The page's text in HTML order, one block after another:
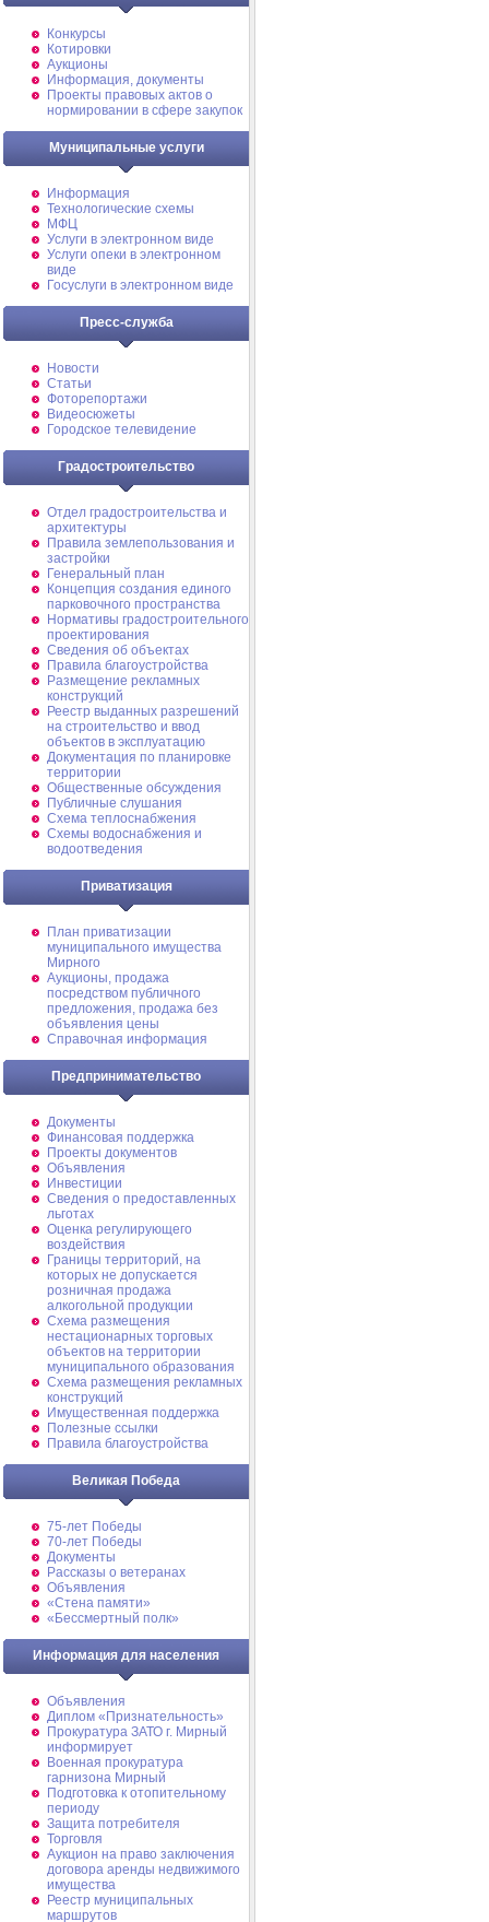
Конкурсы
Котировки
Аукционы
Информация, документы
Проекты правовых актов о
нормировании в сфере закупок
Муниципальные услуги
Информация
Технологические схемы
МФЦ
Услуги в электронном виде
Услуги опеки в электронном
виде
Госуслуги в электронном виде
Пресс-служба
Новости
Статьи
Фоторепортажи
Видеосюжеты
Городское телевидение
Градостроительство
Отдел градостроительства и
архитектуры
Правила землепользования и
застройки
Генеральный план
Концепция создания единого
парковочного пространства
Нормативы градостроительного
проектирования
Сведения об объектах
Правила благоустройства
Размещение рекламных
конструкций
Реестр выданных разрешений
на строительство и ввод
объектов в эксплуатацию
Документация по планировке
территории
Общественные обсуждения
Публичные слушания
Схема теплоснабжения
Схемы водоснабжения и
водоотведения
Приватизация
План приватизации
муниципального имущества
Мирного
Аукционы, продажа
посредством публичного
предложения, продажа без
объявления цены
Справочная информация
Предпринимательство
Документы
Финансовая поддержка
Проекты документов
Объявления
Инвестиции
Сведения о предоставленных
льготах
Оценка регулирующего
воздействия
Границы территорий, на
которых не допускается
розничная продажа
алкогольной продукции
Схема размещения
нестационарных торговых
объектов на территории
муниципального образования
Схема размещения рекламных
конструкций
Имущественная поддержка
Полезные ссылки
Правила благоустройства
Великая Победа
75-лет Победы
70-лет Победы
Документы
Рассказы о ветеранах
Объявления
«Стена памяти»
«Бессмертный полк»
Информация для населения
Объявления
Диплом «Признательность»
Прокуратура ЗАТО г. Мирный
информирует
Военная прокуратура
гарнизона Мирный
Подготовка к отопительному
периоду
Защита потребителя
Торговля
Аукцион на право заключения
договора аренды недвижимого
имущества
Реестр муниципальных
маршрутов